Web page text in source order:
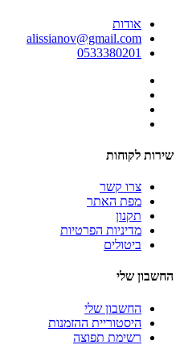
אודות
alissianov@gmail.com
0533380201
שירות לקוחות
צרו קשר
מפת האתר
תקנון
מדיניות הפרטיות
ביטולים
החשבון שלי
החשבון שלי
היסטוריית ההזמנות
רשימת תפוצה